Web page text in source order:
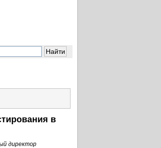
в
директор